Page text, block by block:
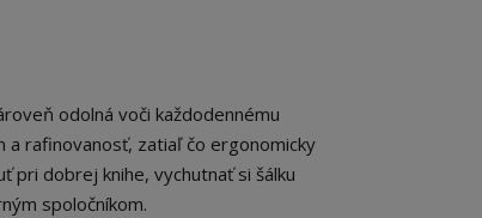
odolná voči každodennému
a rafinovanosť, zatiaľ čo ergonomicky
pri dobrej knihe, vychutnať si šálku
spoločníkom.